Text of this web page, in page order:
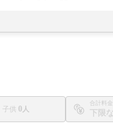
子供 0
合計料金